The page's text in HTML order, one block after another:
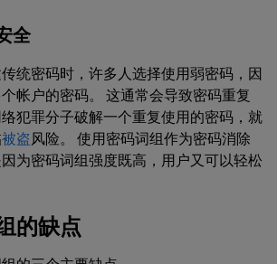
全
统密码时，许多人选择使用弱密码，因
帐户的密码。 这通常会导致密码重复
犯罪分子破解一个重复使用的密码，就
被盗 风险。 使用密码词组作为密码消除
为密码词组强度既高，用户又可以轻松
的缺点